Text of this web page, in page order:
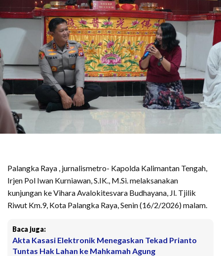
Palangka Raya , jurnalismetro- Kapolda Kalimantan Tengah,
Irjen Pol Iwan Kurniawan, S.IK., M.Si. melaksanakan
kunjungan ke Vihara Avalokitesvara Budhayana, Jl. Tjilik
Riwut Km.9, Kota Palangka Raya, Senin (16/2/2026) malam.
Baca juga:
Akta Kasasi Elektronik Menegaskan Tekad Prianto
Tuntas Hak Lahan ke Mahkamah Agung